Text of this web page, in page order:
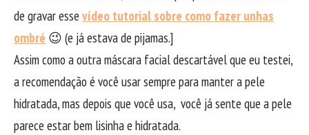
de gravar esse vídeo tutorial sobre como fazer unhas
ombré 😉 (e já estava de pijamas.]
Assim como a outra máscara facial descartável que eu testei,
a recomendação é você usar sempre para manter a pele
hidratada, mas depois que você usa, você já sente que a pele
parece estar bem lisinha e hidratada.